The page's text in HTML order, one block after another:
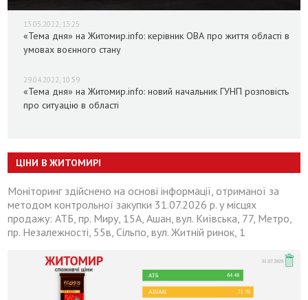
13.05.2022, 13:25
«Тема дня» на Житомир.info: керівник ОВА про життя області в
умовах воєнного стану
29.04.2022, 10:59
«Тема дня» на Житомир.info: новий начальник ГУНП розповість
про ситуацію в області
ЦІНИ В ЖИТОМИРІ
Моніторинг здійснено на основі інформації, отриманої за
методом контрольної закупки 31.07.2026 р. у місцях
продажу: АТБ, пр. Миру, 15А, Ашан, вул. Київська, 77, Метро,
пр. Незалежності, 55в, Сільпо, вул. Житній ринок, 1